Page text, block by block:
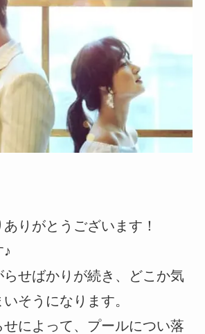
りがとうございます！
らせばかりが続き、どこか気
そうになります。
によって、プールについ落